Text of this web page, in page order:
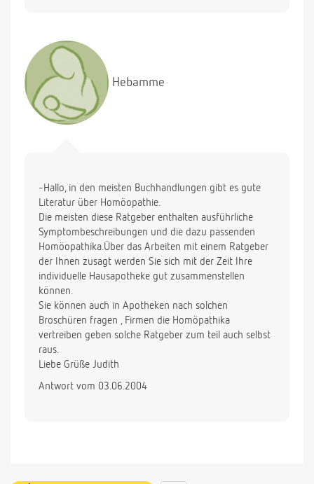
Hebamme
-Hallo, in den meisten Buchhandlungen gibt es gute
Literatur über Homöopathie.
Die meisten diese Ratgeber enthalten ausführliche
Symptombeschreibungen und die dazu passenden
Homöopathika.Über das Arbeiten mit einem Ratgeber
der Ihnen zusagt werden Sie sich mit der Zeit Ihre
individuelle Hausapotheke gut zusammenstellen
können.
Sie können auch in Apotheken nach solchen
Broschüren fragen , Firmen die Homöpathika
vertreiben geben solche Ratgeber zum teil auch selbst
raus.
Liebe Grüße Judith
Antwort vom 03.06.2004